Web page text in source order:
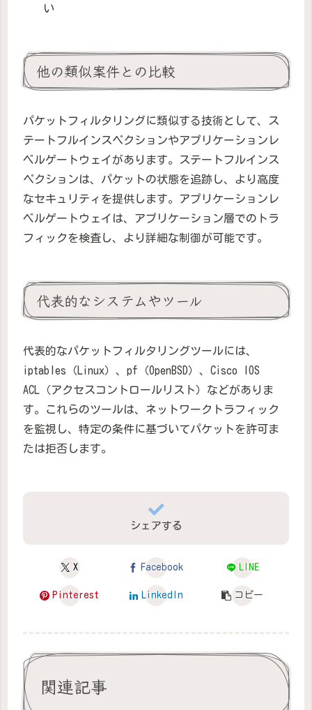
い
他の類似案件との比較
パケットフィルタリングに類似する技術として、ス
テートフルインスペクションやアプリケーションレ
ベルゲートウェイがあります。ステートフルインス
ペクションは、パケットの状態を追跡し、より高度
なセキュリティを提供します。アプリケーションレ
ベルゲートウェイは、アプリケーション層でのトラ
フィックを検査し、より詳細な制御が可能です。
代表的なシステムやツール
代表的なパケットフィルタリングツールには、
iptables（Linux）、pf（OpenBSD）、Cisco IOS
ACL（アクセスコントロールリスト）などがありま
す。これらのツールは、ネットワークトラフィック
を監視し、特定の条件に基づいてパケットを許可ま
たは拒否します。
シェアする
X Facebook LINE
Pinterest LinkedIn コピー
関連記事